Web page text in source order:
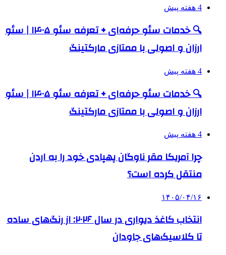
4 هفته پیش
🔍 خدمات سئو حرفه‌ای + تعرفه سئو ۱۴۰۵ | سئو
ارزان و اصولی با ممتازی مارکتینگ
4 هفته پیش
🔍 خدمات سئو حرفه‌ای + تعرفه سئو ۱۴۰۵ | سئو
ارزان و اصولی با ممتازی مارکتینگ
4 هفته پیش
چرا آمریکا مقر ناوگان پهپادی خود را به اردن
منتقل کرده است؟
۱۴۰۵/۰۴/۱۶
انتخاب کاغذ دیواری در سال ۲۰۲۶: از رنگ‌های ساده
تا کلاسیک‌های جاودان